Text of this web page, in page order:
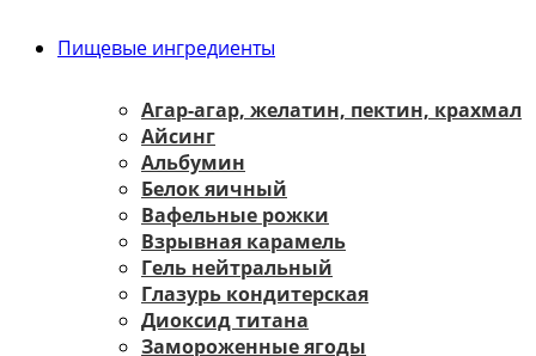
Пищевые ингредиенты
Агар-агар, желатин, пектин, крахмал
Айсинг
Альбумин
Белок яичный
Вафельные рожки
Взрывная карамель
Гель нейтральный
Глазурь кондитерская
Диоксид титана
Замороженные ягоды